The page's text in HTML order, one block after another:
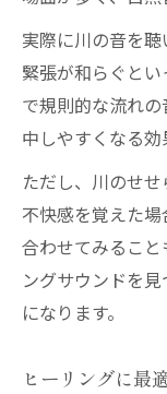
実際に川の音を
緊張が和らぐと
で規則的な流れ
中しやすくなる効
ただし、川のせ
不快感を覚えた
合わせてみるこ
ングサウンドを
になります。
ヒーリングに最